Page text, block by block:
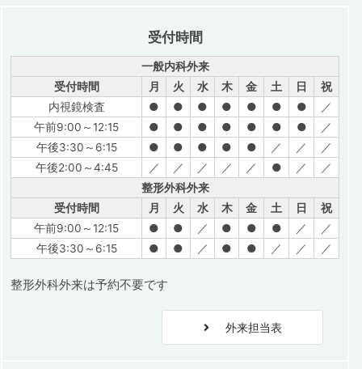
受付時間
一般内科外来
受付時間
月 火 水 木 金 土 日
祝
内視鏡検査
● ● ● ● ● ● ●
／
午前9:00～12:15
● ● ● ● ● ● ●
／
午後3:30～6:15
● ● ● ● ● ／ ／
／
午後2:00～4:45
／ ／ ／ ／ ／ ● ／
／
整形外科外来
受付時間
月 火 水 木 金 土 日
祝
午前9:00～12:15
● ● ／ ● ● ● ／
／
午後3:30～6:15
● ● ／ ● ● ／ ／ ／
整形外科外来は予約不要です
外来担当表